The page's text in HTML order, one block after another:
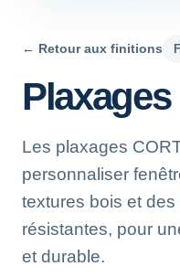
← Retour aux finitions
Plaxages
Les plaxages
personnaliser
textures bois et
résistantes, pour
et durable.